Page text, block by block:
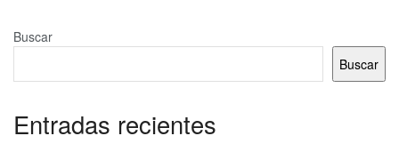
Buscar
Buscar
Entradas recientes